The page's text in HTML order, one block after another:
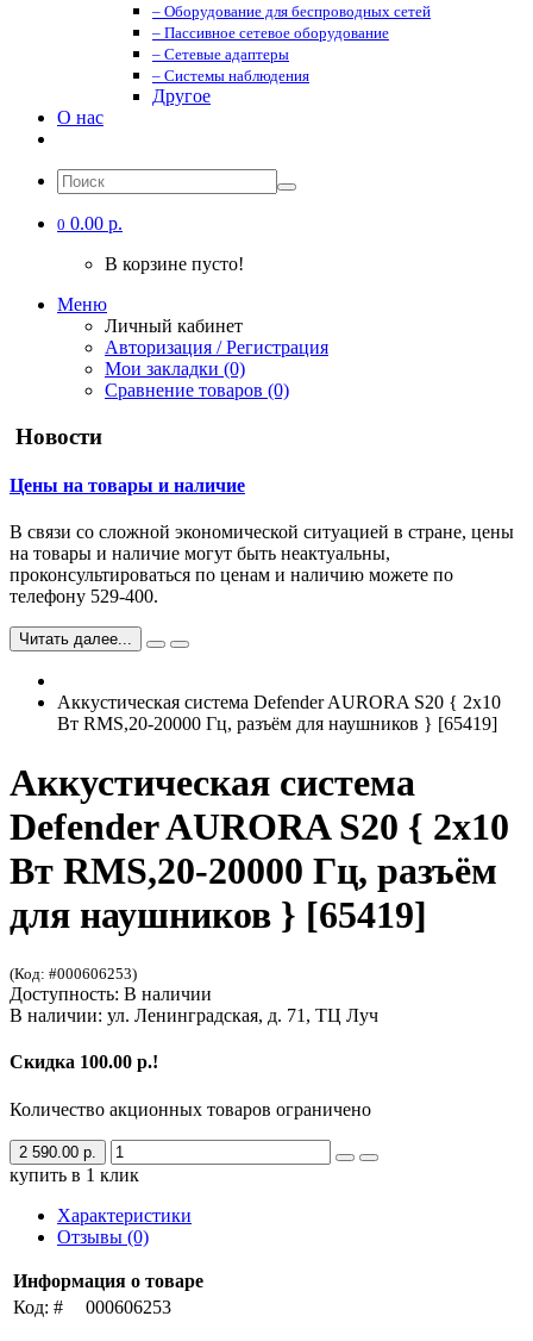
– Оборудование для беспроводных сетей
– Пассивное сетевое оборудование
– Сетевые адаптеры
– Системы наблюдения
Другое
О нас
0 0.00 р.
В корзине пусто!
Меню
Личный кабинет
Авторизация / Регистрация
Мои закладки (0)
Сравнение товаров (0)
Новости
Цены на товары и наличие
В связи со сложной экономической ситуацией в стране, цены
на товары и наличие могут быть неактуальны,
проконсультироваться по ценам и наличию можете по
телефону 529-400.
Читать далее...
Аккустическая система Defender AURORA S20 { 2x10
Вт RMS,20-20000 Гц, разъём для наушников } [65419]
Аккустическая система
Defender AURORA S20 { 2x10
Вт RMS,20-20000 Гц, разъём
для наушников } [65419]
(Код: #000606253)
Доступность: В наличии
В наличии: ул. Ленинградская, д. 71, ТЦ Луч
Скидка 100.00 р.!
Количество акционных товаров ограничено
2 590.00 р.
купить в 1 клик
Характеристики
Отзывы (0)
Информация о товаре
Код: #
000606253